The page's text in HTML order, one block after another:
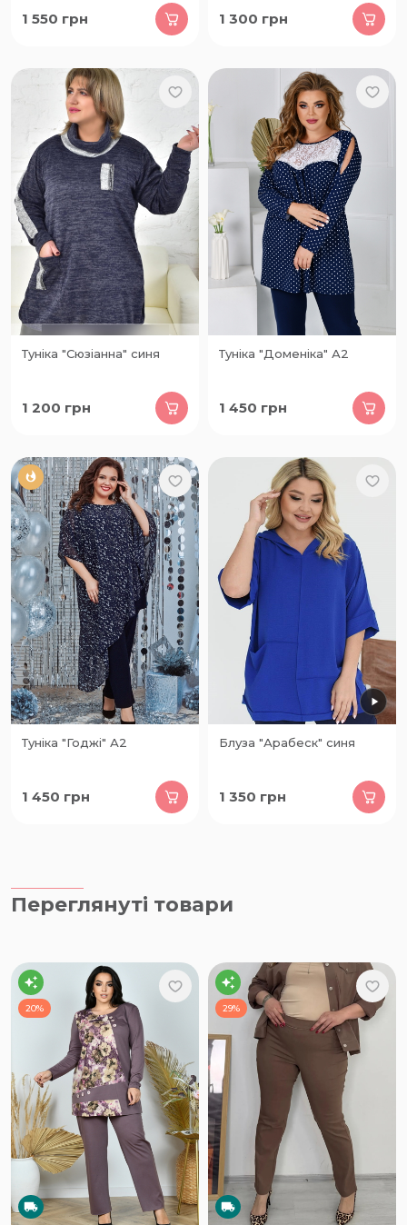
1 550 грн 1 300 грн
Туніка "Сюзіанна" синя
1 200 грн
Туніка "Доменіка" А2
1 450 грн
Туніка "Годжі" А2
1 450 грн
Блуза "Арабеск" синя
1 350 грн
Переглянуті товари
20% 29%